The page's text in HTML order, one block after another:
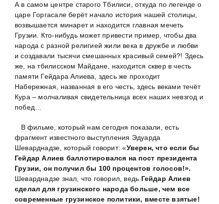
А в самом центре старого Тбилиси, откуда по легенде о
царе Горгасале берёт начало история нашей столицы,
возвышается минарет и находится главная мечеть
Грузии. Кто-нибудь может привести пример, чтобы два
народа с разной религией жили века в дружбе и любви
и создавали тысячи смешанных красивый семей?! Здесь
же, на тбилисском Майдане, находится cквер в честь
памяти Гейдара Алиева, здесь же проходит
Набережная, названная в его честь, здесь веками течёт
Кура – молчаливая свидетельница всех наших невзгод и
побед…
В фильме, который нам сегодня показали, есть
фрагмент известного выступления Эдуарда
Шеварднадзе, который говорит: «Уверен, что если бы
Гейдар Алиев баллотировался на пост президента
Грузии, он получил бы 100 процентов голосов!».
Шеварднадзе знал, что говорил, ведь Гейдар Алиев
сделал для грузинского народа больше, чем все
современные грузинское политики, вместе взятые!